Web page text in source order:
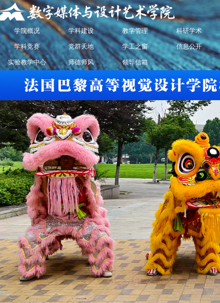
学院概况 学科建设 教学管理 科研学术
学科竞赛 党群天地 学工之窗 信息公开
实验教学中心 师德师风 领导信箱